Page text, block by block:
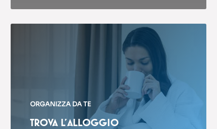
ORGANIZZA DA TE
TROVA L’ALLOGGIO